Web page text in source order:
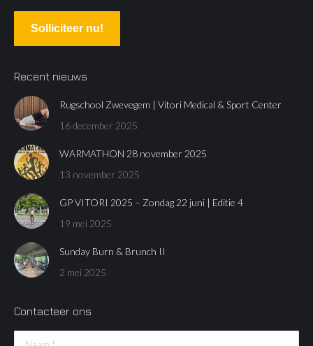
Solliciteer nu!
Recent nieuws
Rugschool Zwevegem | Vitori Medical & Sport Center
16 december 2025
WARMATHON 28 november 2025
13 november 2025
GP VITORI 2025 – Zondag 22 juni | Editie 4
19 mei 2025
Sunday Burn & Brunch II
2 mei 2025
Contacteer ons
Naam *